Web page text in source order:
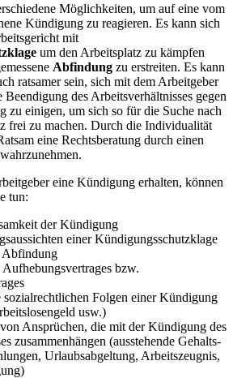
Möglichkeiten, um auf eine vom
Kündigung zu reagieren. Es kann sich
mit
um den Arbeitsplatz zu kämpfen
Abfindung zu erstreiten. Es kann
ratsamer sein, sich mit dem Arbeitgeber
des Arbeitsverhältnisses gegen
zu einigen, um sich so für die Suche nach
frei zu machen. Durch die Individualität
eine Rechtsberatung durch einen
eine Kündigung erhalten, können
tun:
der Kündigung
einer Kündigungsschutzklage
Abfindung
bzw.
sozialrechtlichen Folgen einer Kündigung
usw.)
Ansprüchen, die mit der Kündigung des
zusammenhängen (ausstehende Gehalts-
Urlaubsabgeltung, Arbeitszeugnis,